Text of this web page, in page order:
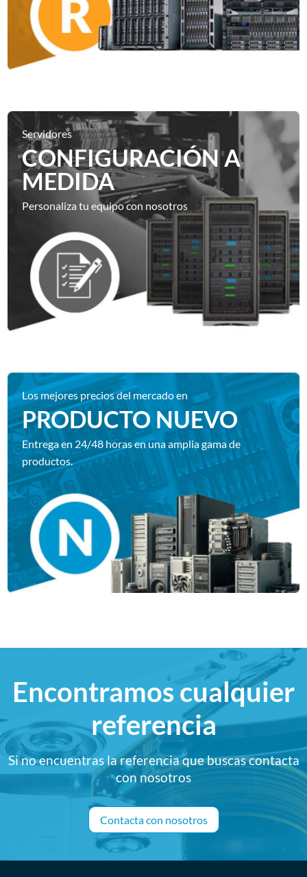
Servidores
CONFIGURACIÓN A
MEDIDA
Personaliza tu equipo con nosotros
Los mejores precios del mercado en
PRODUCTO NUEVO
Entrega en 24/48 horas en una amplia gama de
productos.
Encontramos cualquier
referencia
Si no encuentras la referencia que buscas contacta
con nosotros
Contacta con nosotros